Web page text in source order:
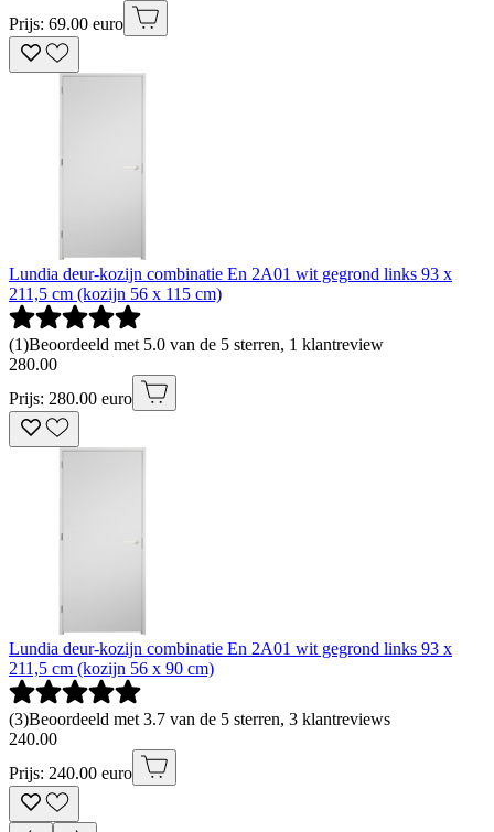
Prijs: 69.00 euro
Lundia deur-kozijn combinatie En 2A01 wit gegrond links 93 x
211,5 cm (kozijn 56 x 115 cm)
(1)Beoordeeld met 5.0 van de 5 sterren, 1 klantreview
280.00
Prijs: 280.00 euro
Lundia deur-kozijn combinatie En 2A01 wit gegrond links 93 x
211,5 cm (kozijn 56 x 90 cm)
(3)Beoordeeld met 3.7 van de 5 sterren, 3 klantreviews
240.00
Prijs: 240.00 euro